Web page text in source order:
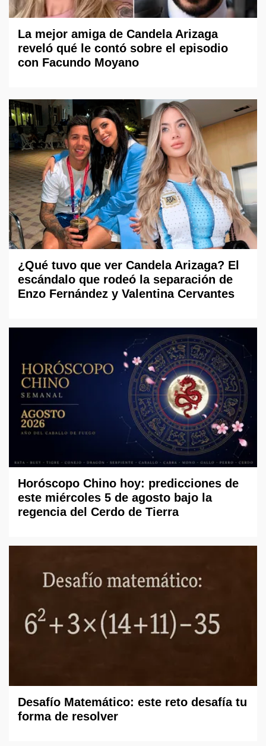
La mejor amiga de Candela Arizaga
reveló qué le contó sobre el episodio
con Facundo Moyano
¿Qué tuvo que ver Candela Arizaga? El
escándalo que rodeó la separación de
Enzo Fernández y Valentina Cervantes
Horóscopo Chino hoy: predicciones de
este miércoles 5 de agosto bajo la
regencia del Cerdo de Tierra
Desafío Matemático: este reto desafía tu
forma de resolver